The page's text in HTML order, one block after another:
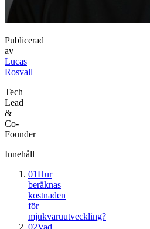
Publicerad
av
Lucas
Rosvall
Tech
Lead
&
Co-
Founder
Innehåll
01Hur
beräknas
kostnaden
för
mjukvaruutveckling?
02Vad